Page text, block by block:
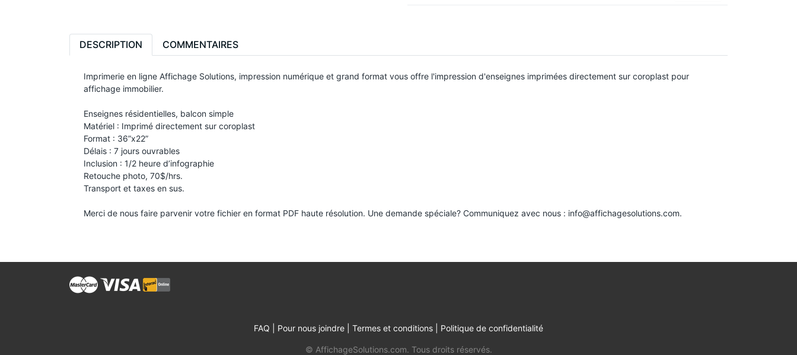
DESCRIPTION COMMENTAIRES
Imprimerie en ligne Affichage Solutions, impression numérique et grand format vous offre l'impression d'enseignes imprimées directement sur coroplast pour
affichage immobilier.
Enseignes résidentielles, balcon simple
Matériel : Imprimé directement sur coroplast
Format : 36”x22”
Délais : 7 jours ouvrables
Inclusion : 1/2 heure d’infographie
Retouche photo, 70$/hrs.
Transport et taxes en sus.
Merci de nous faire parvenir votre fichier en format PDF haute résolution. Une demande spéciale? Communiquez avec nous : info@affichagesolutions.com.
FAQ | Pour nous joindre Termes et conditions Politique de confidentialité
© AffichageSolutions.com. Tous droits réservés.